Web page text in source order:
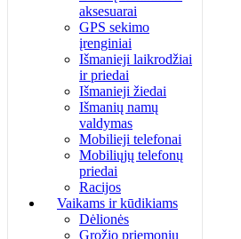
aksesuarai
GPS sekimo
įrenginiai
Išmanieji laikrodžiai
ir priedai
Išmanieji žiedai
Išmanių namų
valdymas
Mobilieji telefonai
Mobiliųjų telefonų
priedai
Racijos
Vaikams ir kūdikiams
Dėlionės
Grožio priemonių